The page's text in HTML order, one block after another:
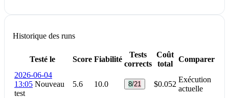
Historique des runs
Testé le Score Fiabilité
Tests
corrects
Coût
total
Comparer
2026-06-04
13:05 Nouveau
test
5.6 10.0 8/21 $0.052
Exécution
actuelle